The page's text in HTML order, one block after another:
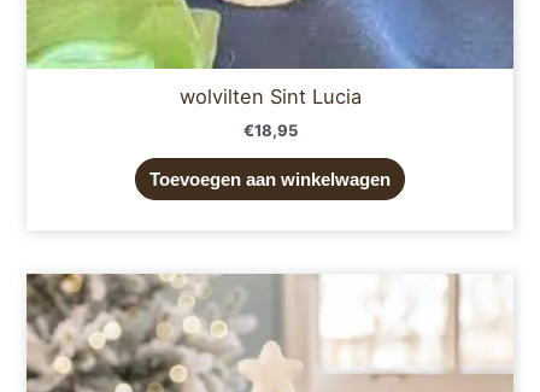
wolvilten Sint Lucia
€18,95
Toevoegen aan winkelwagen